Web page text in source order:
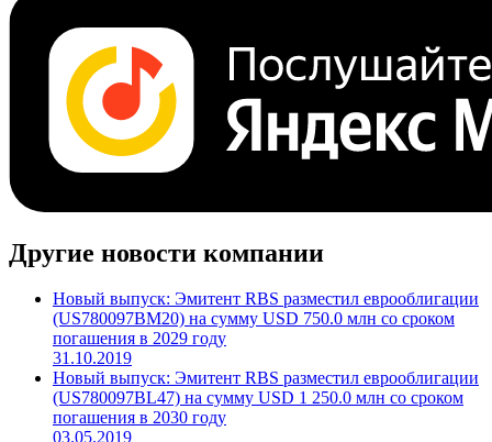
Другие новости компании
Новый выпуск: Эмитент RBS разместил еврооблигации
(US780097BM20) на сумму USD 750.0 млн со сроком
погашения в 2029 году
31.10.2019
Новый выпуск: Эмитент RBS разместил еврооблигации
(US780097BL47) на сумму USD 1 250.0 млн со сроком
погашения в 2030 году
03.05.2019